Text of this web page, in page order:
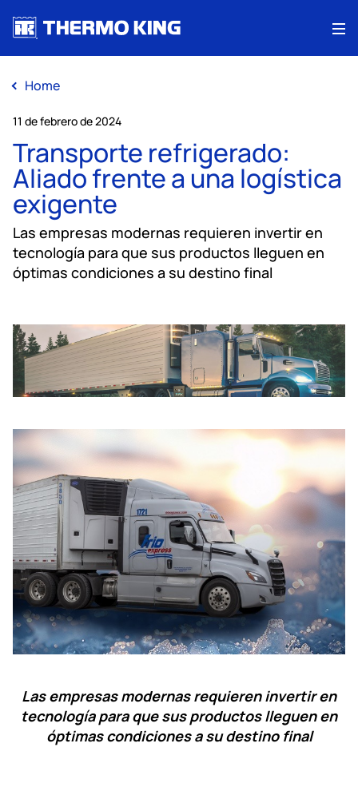
Home
11 de febrero de 2024
Transporte refrigerado:
Aliado frente a una logística
exigente
Las empresas modernas requieren invertir en
tecnología para que sus productos lleguen en
óptimas condiciones a su destino final
Las empresas modernas requieren invertir en
tecnología para que sus productos lleguen en
óptimas condiciones a su destino final